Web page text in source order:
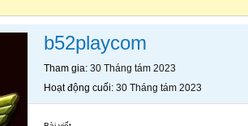
b52playcom
Tham gia 30 Tháng tám 2023
Hoạt động cuối 30 Tháng tám 2023